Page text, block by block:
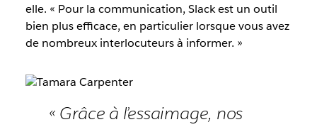
elle. « Pour la communication, Slack est un outil
bien plus efficace, en particulier lorsque vous avez
de nombreux interlocuteurs à informer. »
« Grâce à l’essaimage, nos